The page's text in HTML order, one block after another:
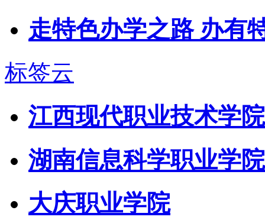
走特色办学之路 办有
标签云
江西现代职业技术学院
湖南信息科学职业学院
大庆职业学院